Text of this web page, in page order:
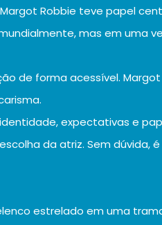
Robbie teve papel
mas em uma
de forma acessível.
expectativas e
da atriz. Sem dúvida,
estrelado em uma